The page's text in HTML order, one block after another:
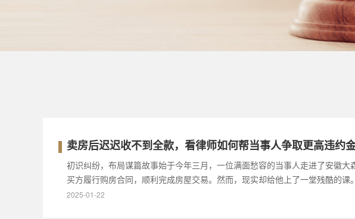
卖房后迟迟收不到全款，看律师如何帮当事人争取更高违约
初识纠纷，布局谋篇故事始于今年三月，一位满面愁容的当事人走进了安徽
买方履行购房合同，顺利完成房屋交易。然而，现实却给他上了一堂残酷的
2025-01-22